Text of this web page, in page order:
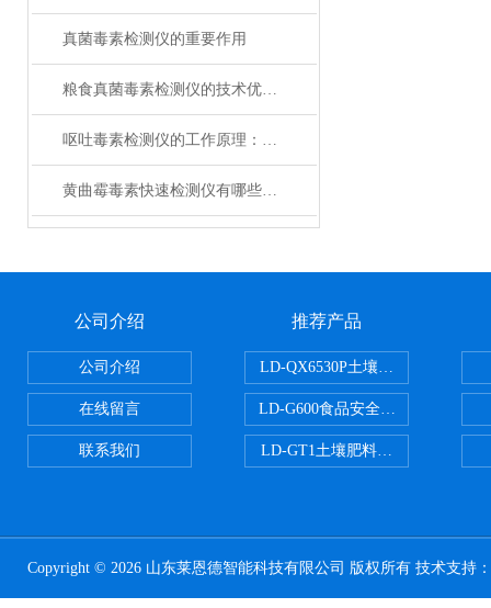
真菌毒素检测仪的重要作用
粮食真菌毒素检测仪的技术优势有哪些？
呕吐毒素检测仪的工作原理：科技助力精准识别
黄曲霉毒素快速检测仪有哪些优势？
公司介绍
公司介绍
在线留言
联系我们
推荐产品
LD-QX6530P土壤氧化还原电位检
LD-G600食品安全检测仪
LD-GT1土壤肥料养分检测仪
Copyright © 2026 山东莱恩德智能科技有限公司 版权所有 技术支持：